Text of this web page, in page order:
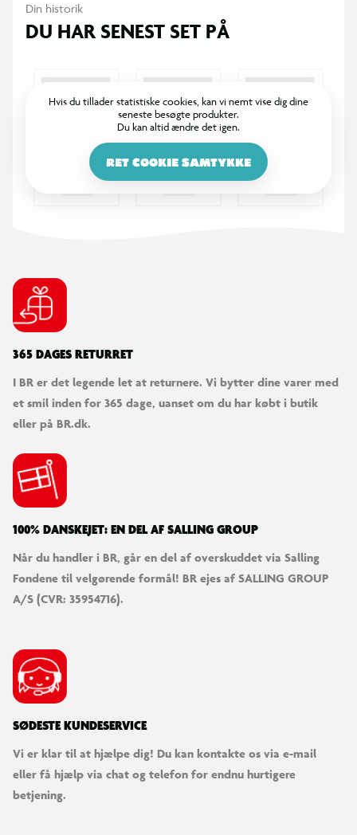
dele.
Din historik
DU HAR SENEST SET PÅ
Hvis du tillader statistiske cookies, kan vi nemt vise dig dine
seneste besøgte produkter.
Du kan altid ændre det igen.
RET COOKIE SAMTYKKE
365 DAGES RETURRET
I BR er det legende let at returnere. Vi bytter dine varer med
et smil inden for 365 dage, uanset om du har købt i butik
eller på BR.dk.
100% DANSKEJET: EN DEL AF SALLING GROUP
Når du handler i BR, går en del af overskuddet via Salling
Fondene til velgørende formål! BR ejes af SALLING GROUP
A/S (CVR: 35954716).
SØDESTE KUNDESERVICE
Vi er klar til at hjælpe dig! Du kan kontakte os via e-mail
eller få hjælp via chat og telefon for endnu hurtigere
betjening.